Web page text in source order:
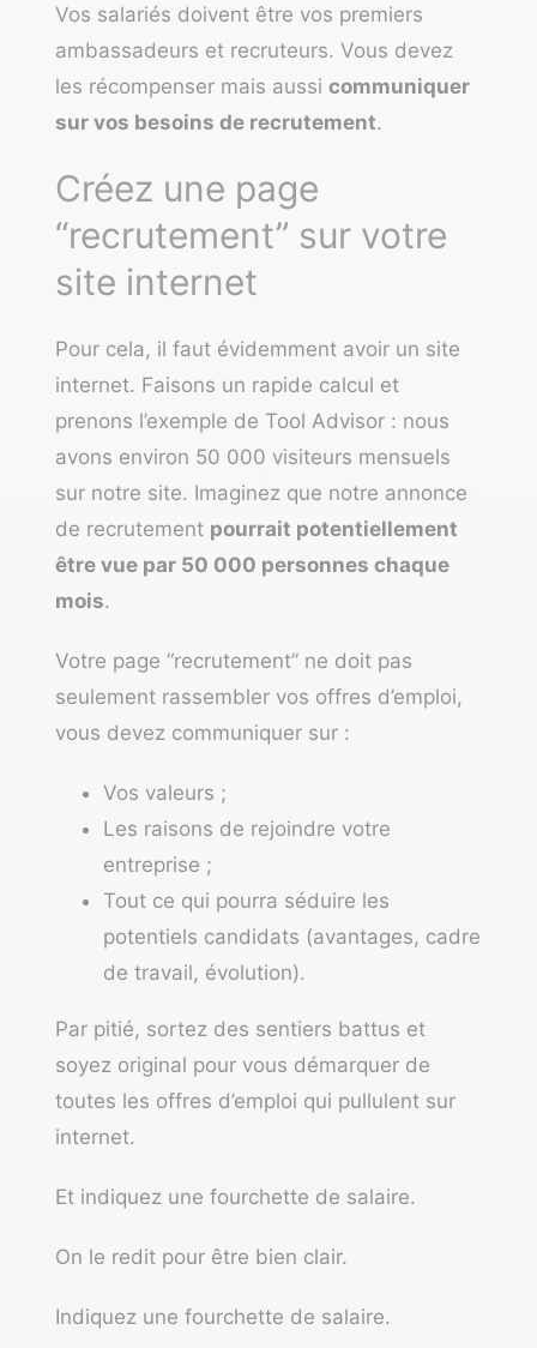
Vos salariés doivent être vos premiers
ambassadeurs et recruteurs. Vous devez
les récompenser mais aussi communiquer
sur vos besoins de recrutement.
Créez une page
“recrutement” sur votre
site internet
Pour cela, il faut évidemment avoir un site
internet. Faisons un rapide calcul et
prenons l’exemple de Tool Advisor : nous
avons environ 50 000 visiteurs mensuels
sur notre site. Imaginez que notre annonce
de recrutement pourrait potentiellement
être vue par 50 000 personnes chaque
mois.
Votre page “recrutement” ne doit pas
seulement rassembler vos offres d’emploi,
vous devez communiquer sur :
Vos valeurs ;
Les raisons de rejoindre votre
entreprise ;
Tout ce qui pourra séduire les
potentiels candidats (avantages, cadre
de travail, évolution).
Par pitié, sortez des sentiers battus et
soyez original pour vous démarquer de
toutes les offres d’emploi qui pullulent sur
internet.
Et indiquez une fourchette de salaire.
On le redit pour être bien clair.
Indiquez une fourchette de salaire.